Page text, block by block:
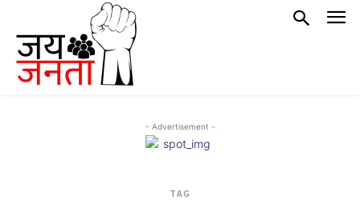
- Advertisement -
TAG